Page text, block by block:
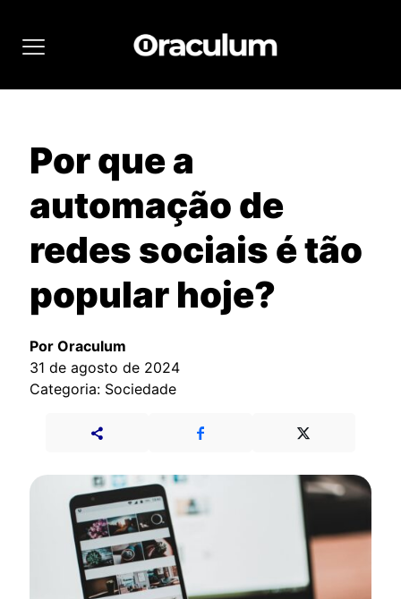
Por que a
automação de
redes sociais é tão
popular hoje?
Por Oraculum
31 de agosto de 2024
Categoria: Sociedade